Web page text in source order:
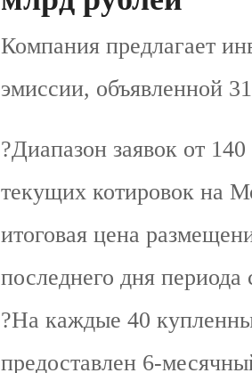
Компания предлагает
эмиссии, объявленной
?Диапазон заявок от
текущих котировок на
итоговая цена
последнего дня периода
?На каждые 40
предоставлен 6-